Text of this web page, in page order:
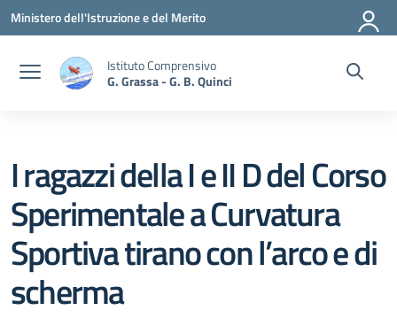
Vai ai contenuti
Vai al menu di navigazione
Vai al footer
Ministero dell'Istruzione e del Merito
Istituto Comprensivo
G. Grassa - G. B. Quinci
I ragazzi della I e II D del Corso
Sperimentale a Curvatura
Sportiva tirano con l’arco e di
scherma